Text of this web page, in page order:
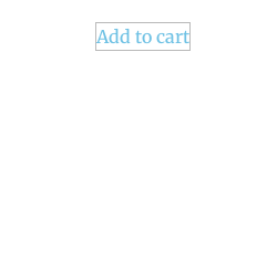
Add to cart